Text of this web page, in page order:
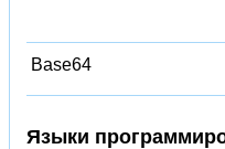
Base64
Языки